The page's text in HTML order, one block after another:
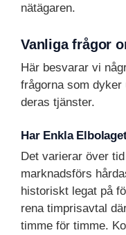
nätägaren.
Vanliga frågor
Här besvarar vi
frågorna som dyker
deras tjänster.
Har Enkla
Det varierar över
marknadsförs
historiskt legat på
rena timprisavtal
timme för timme.